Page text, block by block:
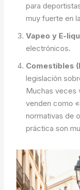
para
muy fuerte en
Vapeo y E-
electrónicos.
Comestibles
legislación
Muchas veces
venden como
normativas de
práctica son